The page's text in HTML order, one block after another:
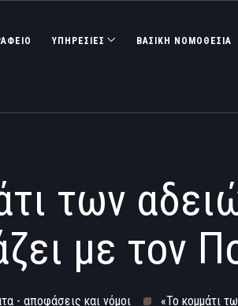
ΥΠΗΡΕΣΙΕΣ ΒΑΣΙΚΉ ΝΟΜΟΘΕΣΊΑ
των
με τον
- αποφάσεις και νόμοι «Το κομμάτι